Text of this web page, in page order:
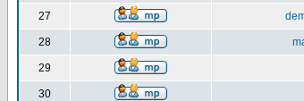
27
28
29
30